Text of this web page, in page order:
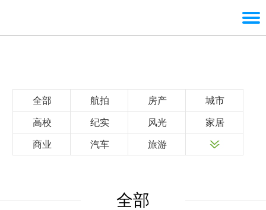
全部 航拍 房产 城市
高校 纪实 风光 家居
商业 汽车 旅游
全部